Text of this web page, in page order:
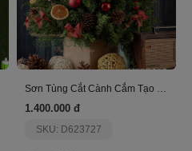
Sơn Tùng Cắt Cành Cắm Tạo Hình Cây Thông
1.400.000 đ
SKU: D623727